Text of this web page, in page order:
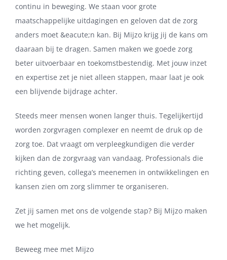
continu in beweging. We staan voor grote
maatschappelijke uitdagingen en geloven dat de zorg
anders moet &eacute;n kan. Bij Mijzo krijg jij de kans om
daaraan bij te dragen. Samen maken we goede zorg
beter uitvoerbaar en toekomstbestendig. Met jouw inzet
en expertise zet je niet alleen stappen, maar laat je ook
een blijvende bijdrage achter.
Steeds meer mensen wonen langer thuis. Tegelijkertijd
worden zorgvragen complexer en neemt de druk op de
zorg toe. Dat vraagt om verpleegkundigen die verder
kijken dan de zorgvraag van vandaag. Professionals die
richting geven, collega’s meenemen in ontwikkelingen en
kansen zien om zorg slimmer te organiseren.
Zet jij samen met ons de volgende stap? Bij Mijzo maken
we het mogelijk.
Beweeg mee met Mijzo